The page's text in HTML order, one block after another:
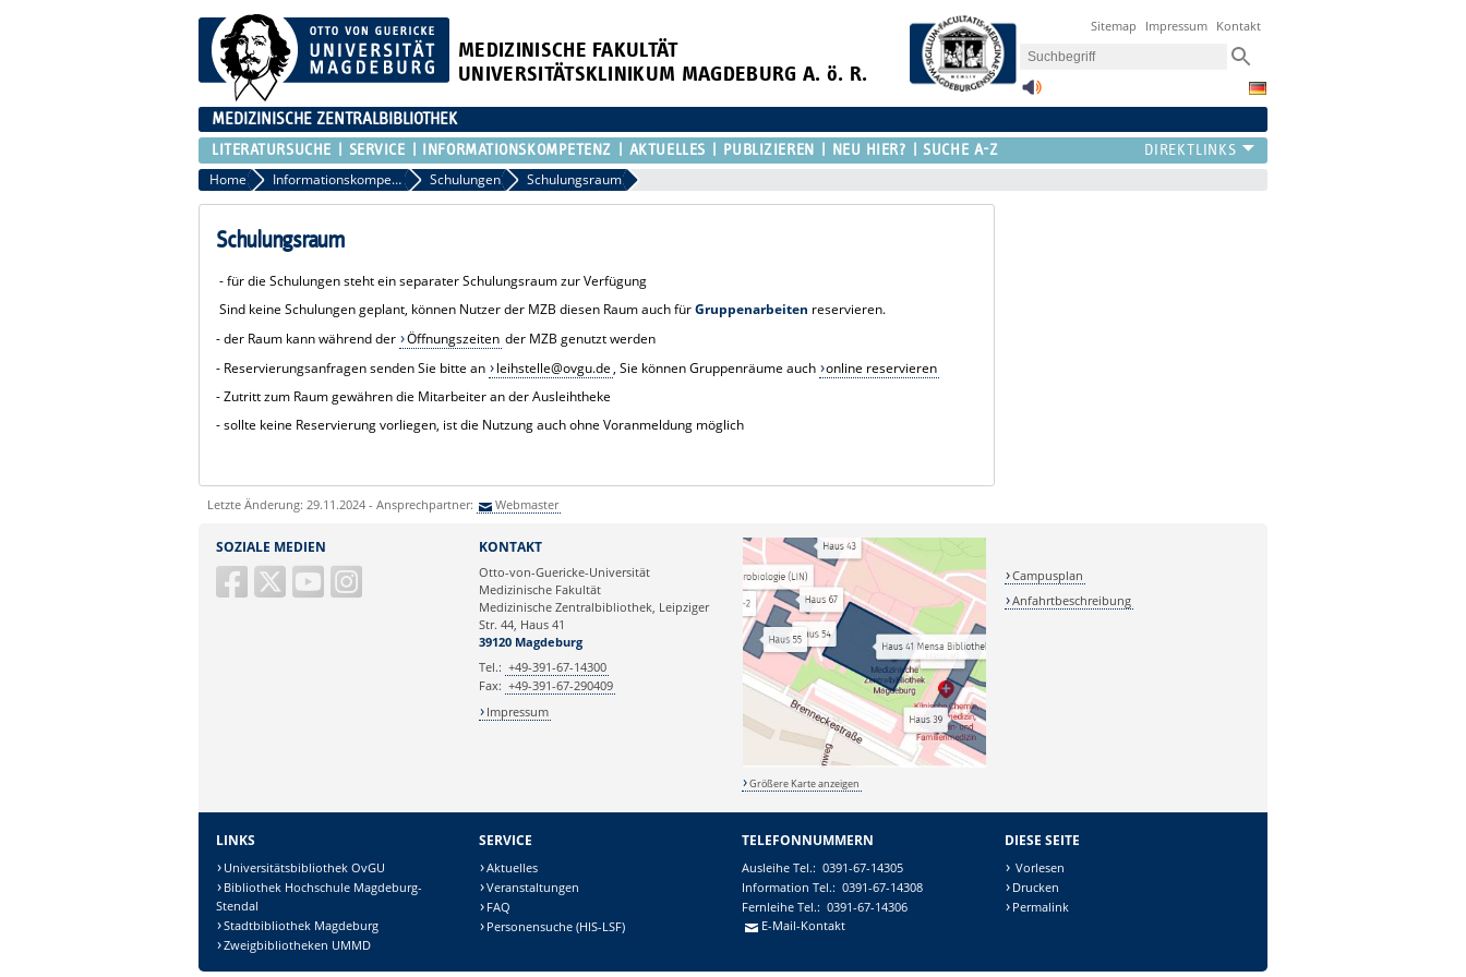
MEDIZINISCHE FAKULTÄT
UNIVERSITÄTSKLINIKUM MAGDEBURG A. ö. R.
Sitemap Impressum Kontakt
MEDIZINISCHE ZENTRALBIBLIOTHEK
LITERATURSUCHE SERVICE INFORMATIONSKOMPETENZ AKTUELLES PUBLIZIEREN NEU HIER? SUCHE A-Z
Home Informationskompetenz Schulungen Schulungsraum
Schulungsraum
- für die Schulungen steht ein separater Schulungsraum zur Verfügung
Sind keine Schulungen geplant, können Nutzer der MZB diesen Raum auch fürGruppenarbeiten reservieren.
- der Raum kann während der Öffnungszeiten der MZB genutzt werden
- Reservierungsanfragen senden Sie bitte an
leihstelle@ovgu.de, Sie können Gruppenräume auch online reservieren
- Zutritt zum Raum gewähren die Mitarbeiter an der Ausleihtheke
- sollte keine Reservierung vorliegen, ist die Nutzung auch ohne Voranmeldung möglich
Letzte Änderung: 29.11.2024 - Ansprechpartner: Webmaster
SOZIALE MEDIEN KONTAKT
Otto-von-Guericke-Universität
Medizinische Fakultät
Medizinische Zentralbibliothek, Leipziger
Str. 44, Haus 41
39120 Magdeburg
Tel.: +49-391-67-14300
Fax: +49-391-67-290409
Impressum
Größere Karte anzeigen
Campusplan
Anfahrtbeschreibung
LINKS
Universitätsbibliothek OvGU
Bibliothek Hochschule Magdeburg-
Stendal
Stadtbibliothek Magdeburg
Zweigbibliotheken UMMD
SERVICE
Aktuelles
Veranstaltungen
FAQ
Personensuche (HIS-LSF)
TELEFONNUMMERN
Ausleihe Tel.: 0391-67-14305
Information Tel.: 0391-67-14308
Fernleihe Tel.: 0391-67-14306
E-Mail-Kontakt
DIESE SEITE
Vorlesen
Drucken
Permalink